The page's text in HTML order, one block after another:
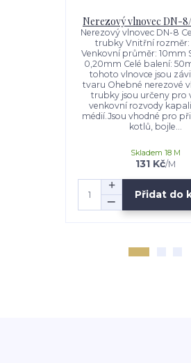
Nerezový vlnovec DN-
Nerezový vlnovec DN-8
trubky Vnitřní
Venkovní průměr: 10mm
0,20mm Celé balení:
tohoto vlnovce jsou
tvaru Ohebné nerezové
trubky jsou určeny pro
venkovní rozvody
médií.Jsou vhodné pro
kotlů, bojle...
131 Kč/M
Skladem 18 M
Přidat do